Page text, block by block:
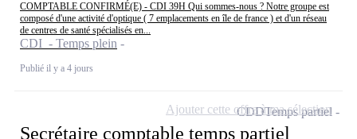
COMPTABLE CONFIRMÉ(E) - CDI 39H Qui sommes-nous ? Notre groupe est
composé d'une activité d'optique ( 7 emplacements en île de france ) et d'un réseau
de centres de santé spécialisés en...
CDI - Temps plein
Publié il y a 4 jours
Secrétaire comptable temps partiel
CDDTemps partiel
Ajouter cette offre à ma sélection